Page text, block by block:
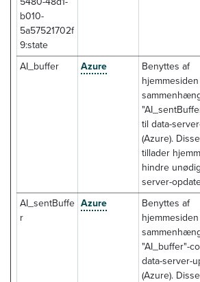
b010-
5a57521702f
9:state
AI_buffer Azure
Benyttes af
til data-
(Azure).
tillader
hindre
server-
AI_sentBuffe
r
Azure
Benyttes af
"AI_buffer"-
data-server-
(Azure).